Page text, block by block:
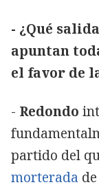
- ¿Qué
apuntan
el favor de
- Redondo
partido del
morterada